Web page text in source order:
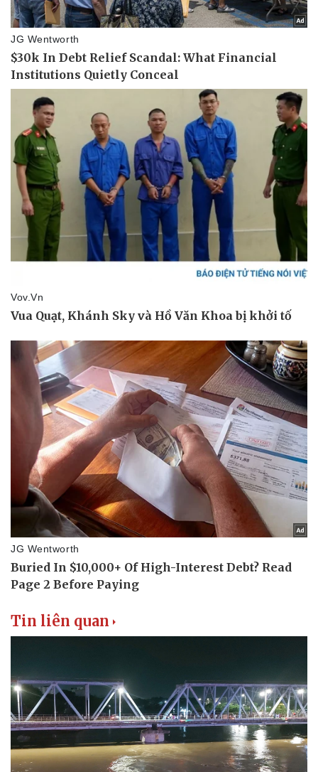
Pháp luật
Vụ án
Tin nóng
Tư vấn luật
Quân sự - Quốc phòng
Việt Nam
Phân tích
Tin liên quan